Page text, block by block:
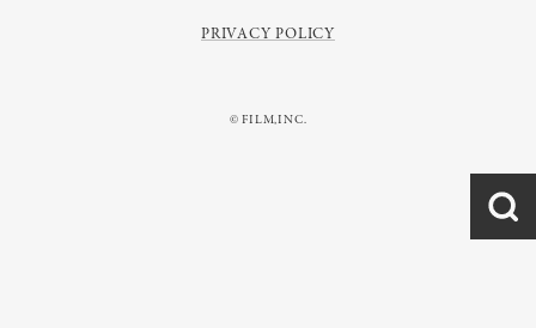
PRIVACY POLICY
© FILM,INC.